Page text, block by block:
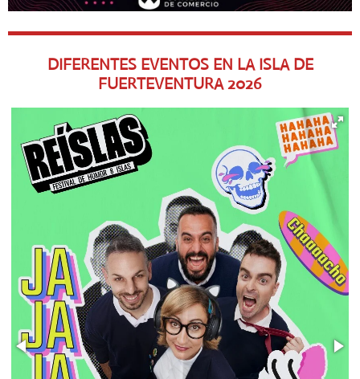
DIFERENTES EVENTOS EN LA ISLA DE
FUERTEVENTURA2026